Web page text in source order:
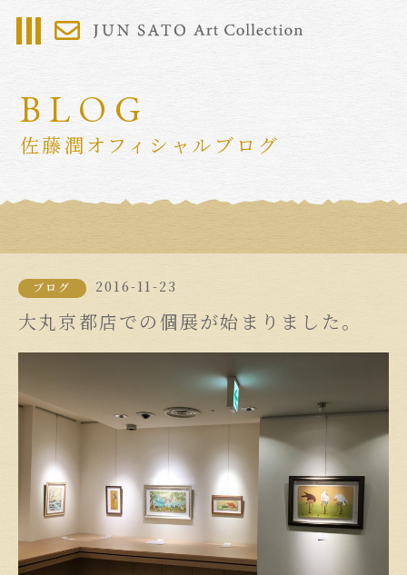
BLOG
佐藤潤オフィシャルブログ
ブログ 2016-11-23
大丸京都店での個展が始まりました。